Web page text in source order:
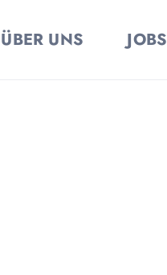
ÜBER UNS JOBS